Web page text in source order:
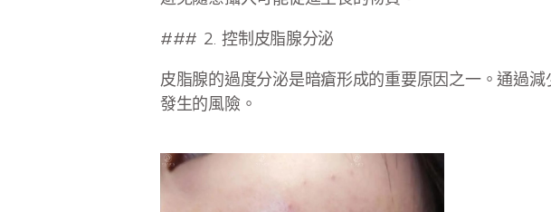
### 2. 控制皮脂腺分泌
皮脂腺的過度分泌是暗瘡形成的重要原因之一。通過
發生的風險。